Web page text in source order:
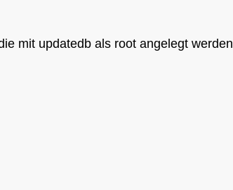
mit updatedb als root angelegt werden